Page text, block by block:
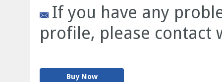
If you have any
profile, please contact
Buy Now